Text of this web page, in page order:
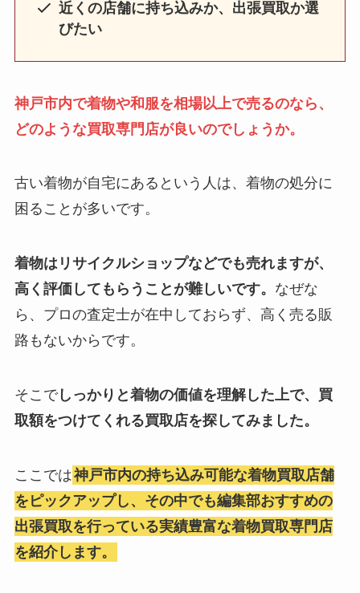
近くの店舗に持ち込みか、出張買取か選
びたい
神戸市内で着物や和服を相場以上で売るのなら、
どのような買取専門店が良いのでしょうか。
古い着物が自宅にあるという人は、着物の処分に
困ることが多いです。
着物はリサイクルショップなどでも売れますが、
高く評価してもらうことが難しいです。 なぜな
ら、プロの査定士が在中しておらず、高く売る販
路もないからです。
そこでしっかりと着物の価値を理解した上で、買
取額をつけてくれる買取店を探してみました。
ここでは神戸市内の持ち込み可能な着物買取店舗
をピックアップし、その中でも編集部おすすめの
出張買取を行っている実績豊富な着物買取専門店
を紹介します。